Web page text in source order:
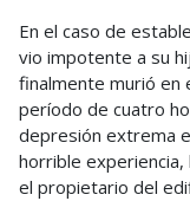
En el caso de
vio impotente a su
finalmente murió en
período de cuatro
depresión extrema
horrible
el propietario del